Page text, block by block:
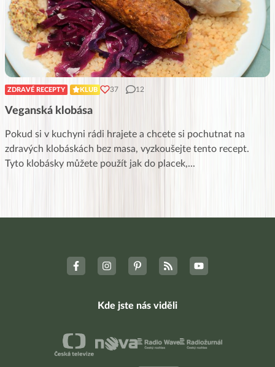
ZDRAVÉ RECEPTY KLUB 37 12
Veganská klobása
Pokud si v kuchyni rádi hrajete a chcete si pochutnat na
zdravých klobáskách bez masa, vyzkoušejte tento recept.
Tyto klobásky můžete použít jak do placek,...
Kde jste nás viděli